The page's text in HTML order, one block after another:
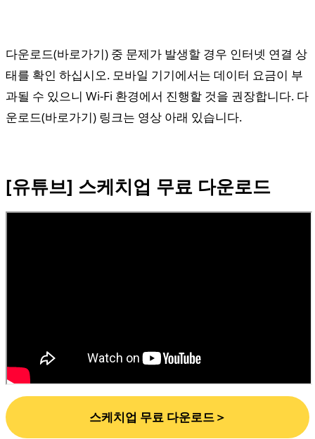
다운로드(바로가기) 중 문제가 발생할 경우 인터넷 연결 상
태를 확인 하십시오. 모바일 기기에서는 데이터 요금이 부
과될 수 있으니 Wi-Fi 환경에서 진행할 것을 권장합니다. 다
운로드(바로가기) 링크는 영상 아래 있습니다.
[유튜브] 스케치업 무료 다운로드
스케치업 무료 다운로드＞